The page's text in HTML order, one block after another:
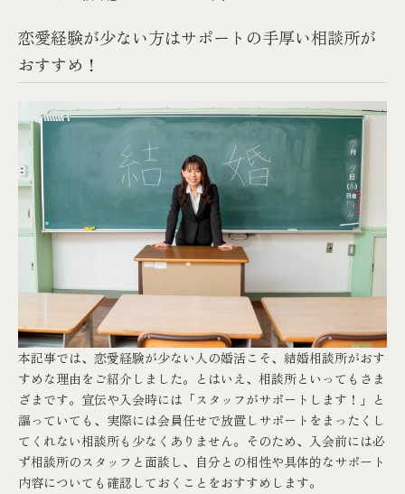
恋愛経験が少ない方はサポートの手厚い相談所が
おすすめ！
本記事では、恋愛経験が少ない人の婚活こそ、結婚相談所がおす
すめな理由をご紹介しました。とはいえ、相談所といってもさま
ざまです。宣伝や入会時には「スタッフがサポートします！」と
謳っていても、実際には会員任せで放置しサポートをまったくし
てくれない相談所も少なくありません。そのため、入会前には必
ず相談所のスタッフと面談し、自分との相性や具体的なサポート
内容についても確認しておくことをおすすめします。